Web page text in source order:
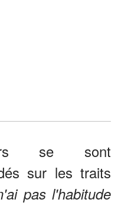
se sont
sur les traits
pas l'habitude